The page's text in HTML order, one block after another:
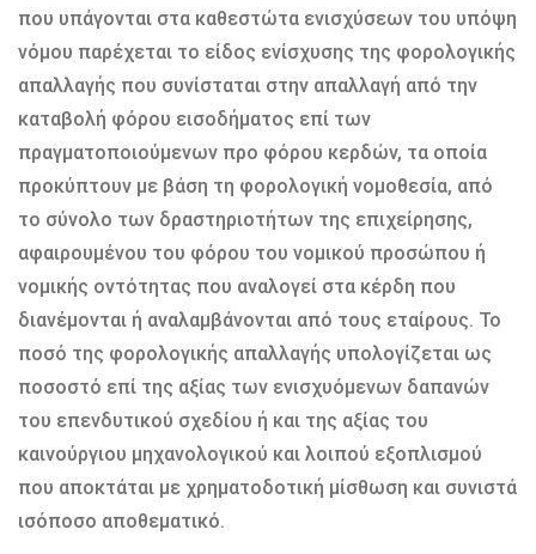
που υπάγονται στα καθεστώτα ενισχύσεων του υπόψη
νόμου παρέχεται το είδος ενίσχυσης της φορολογικής
απαλλαγής που συνίσταται στην απαλλαγή από την
καταβολή φόρου εισοδήματος επί των
πραγματοποιούμενων προ φόρου κερδών, τα οποία
προκύπτουν με βάση τη φορολογική νομοθεσία, από
το σύνολο των δραστηριοτήτων της επιχείρησης,
αφαιρουμένου του φόρου του νομικού προσώπου ή
νομικής οντότητας που αναλογεί στα κέρδη που
διανέμονται ή αναλαμβάνονται από τους εταίρους. Το
ποσό της φορολογικής απαλλαγής υπολογίζεται ως
ποσοστό επί της αξίας των ενισχυόμενων δαπανών
του επενδυτικού σχεδίου ή και της αξίας του
καινούργιου μηχανολογικού και λοιπού εξοπλισμού
που αποκτάται με χρηματοδοτική μίσθωση και συνιστά
ισόποσο αποθεματικό.